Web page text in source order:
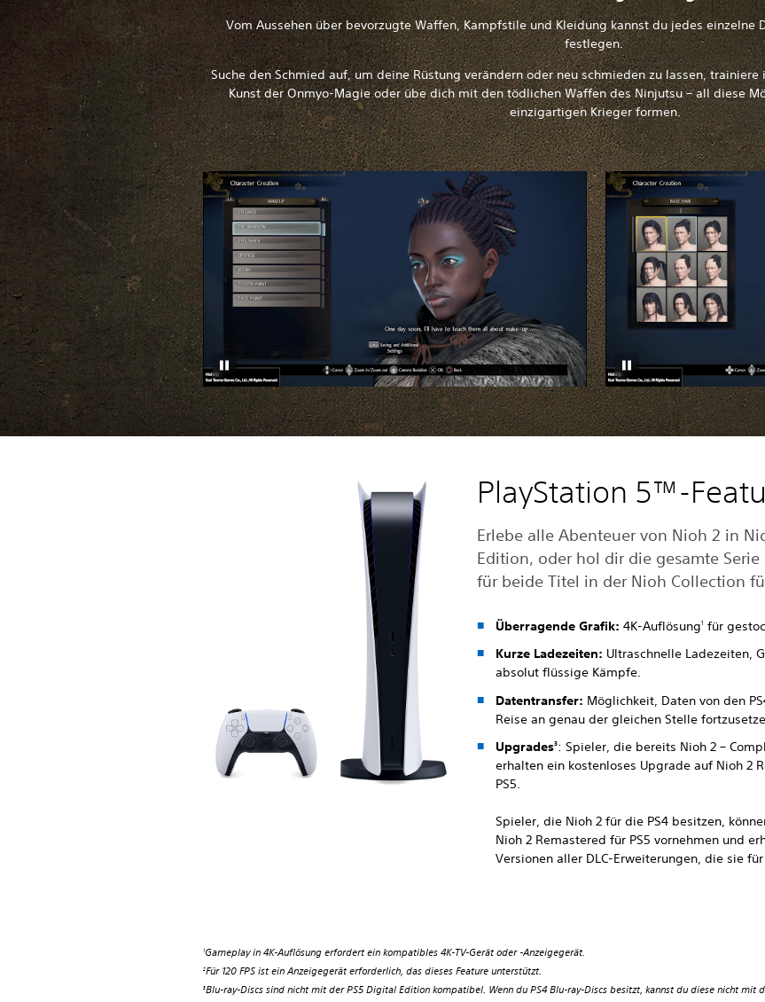
Vom Aussehen über bevorzugte Waffen, Kampfstile und Kleidung kannst du jedes einzelne
festlegen.
Suche den Schmied auf, um deine Rüstung verändern oder neu schmieden zu lassen,
Kunst der Onmyo-Magie oder übe dich mit den tödlichen Waffen des Ninjutsu – all diese
einzigartigen Krieger formen.
PlayStation 5™-
Erlebe alle Abenteuer von Nioh 2 in
Edition, oder hol dir die gesamte
für beide Titel in der Nioh Collection
Überragende Grafik:4K-Auflösung1
für
Kurze Ladezeiten: Ultraschnelle Ladezeiten,
absolut flüssige Kämpfe.
Datentransfer: Möglichkeit, Daten von den
Reise an genau der gleichen Stelle
Upgrades3: Spieler, die bereits Nioh 2 –
erhalten ein kostenloses Upgrade auf Nioh 2
PS5.
Spieler, die Nioh 2 für die PS4 besitzen,
Nioh 2 Remastered für PS5 vornehmen und
Versionen aller DLC-Erweiterungen, die sie
1 Gameplay in 4K-Auflösung erfordert ein kompatibles 4K-TV-Gerät oder -Anzeigegerät.
2Für 120 FPS ist ein Anzeigegerät erforderlich, das dieses Feature unterstützt.
3Blu-ray-Discs sind nicht mit der PS5 Digital Edition kompatibel. Wenn du PS4 Blu-ray-Discs besitzt, kannst du diese nicht mit